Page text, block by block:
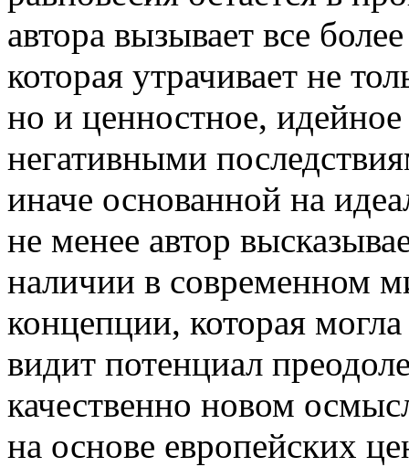
автора вызывает все
которая утрачивает не
но и ценностное, идейное
негативными
иначе основанной на
не менее автор
наличии в современном
концепции, которая
видит потенциал
качественно новом
на основе европейских